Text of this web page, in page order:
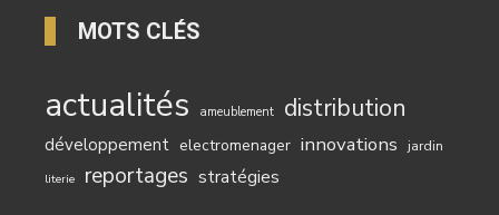
MOTS CLÉS
actualités ameublement distribution
développement electromenager innovations jardin
literie reportages stratégies